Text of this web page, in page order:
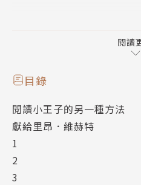
＃這是一本你為自己寫的文
來自B612星球的小王子說
要如何用心看？
手抄、慢讀、記誦，透過這
讓美好的事物，漂亮的句子
的過程中留在你的腦中，成
閱讀
目錄
閱讀小王子的另一種方法
獻給里昂．維赫特
1
2
3